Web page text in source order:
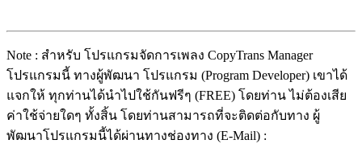
Note : สำหรับ โปรแกรมจัดการเพลง CopyTrans Manager
โปรแกรมนี้ ทางผู้พัฒนา โปรแกรม (Program Developer) เขาได้
แจกให้ ทุกท่านได้นำไปใช้กันฟรีๆ (FREE) โดยท่าน ไม่ต้องเสีย
ค่าใช้จ่ายใดๆ ทั้งสิ้น โดยท่านสามารถที่จะติดต่อกับทาง ผู้
พัฒนาโปรแกรมนี้ได้ผ่านทางช่องทาง (E-Mail) :